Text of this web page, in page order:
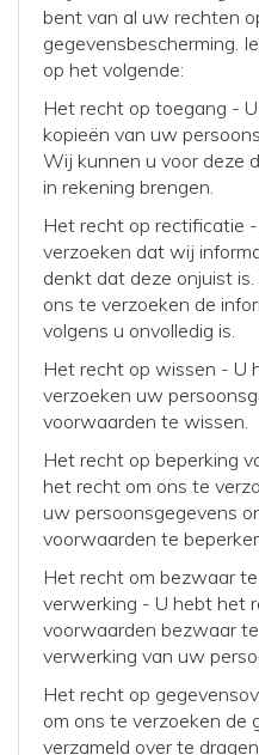
bent van al uw rechten
gegevensbescherming.
op het volgende:
Het recht op toegang -
kopieën van uw
Wij kunnen u voor deze
in rekening brengen.
Het recht op rectificatie
verzoeken dat wij
denkt dat deze onjuist
ons te verzoeken de
volgens u onvolledig is.
Het recht op wissen - U
verzoeken uw
voorwaarden te wissen.
Het recht op beperking
het recht om ons te
uw persoonsgegevens
voorwaarden te
Het recht om bezwaar
verwerking - U hebt het
voorwaarden bezwaar
verwerking van uw
Het recht op
om ons te verzoeken de
verzameld over te